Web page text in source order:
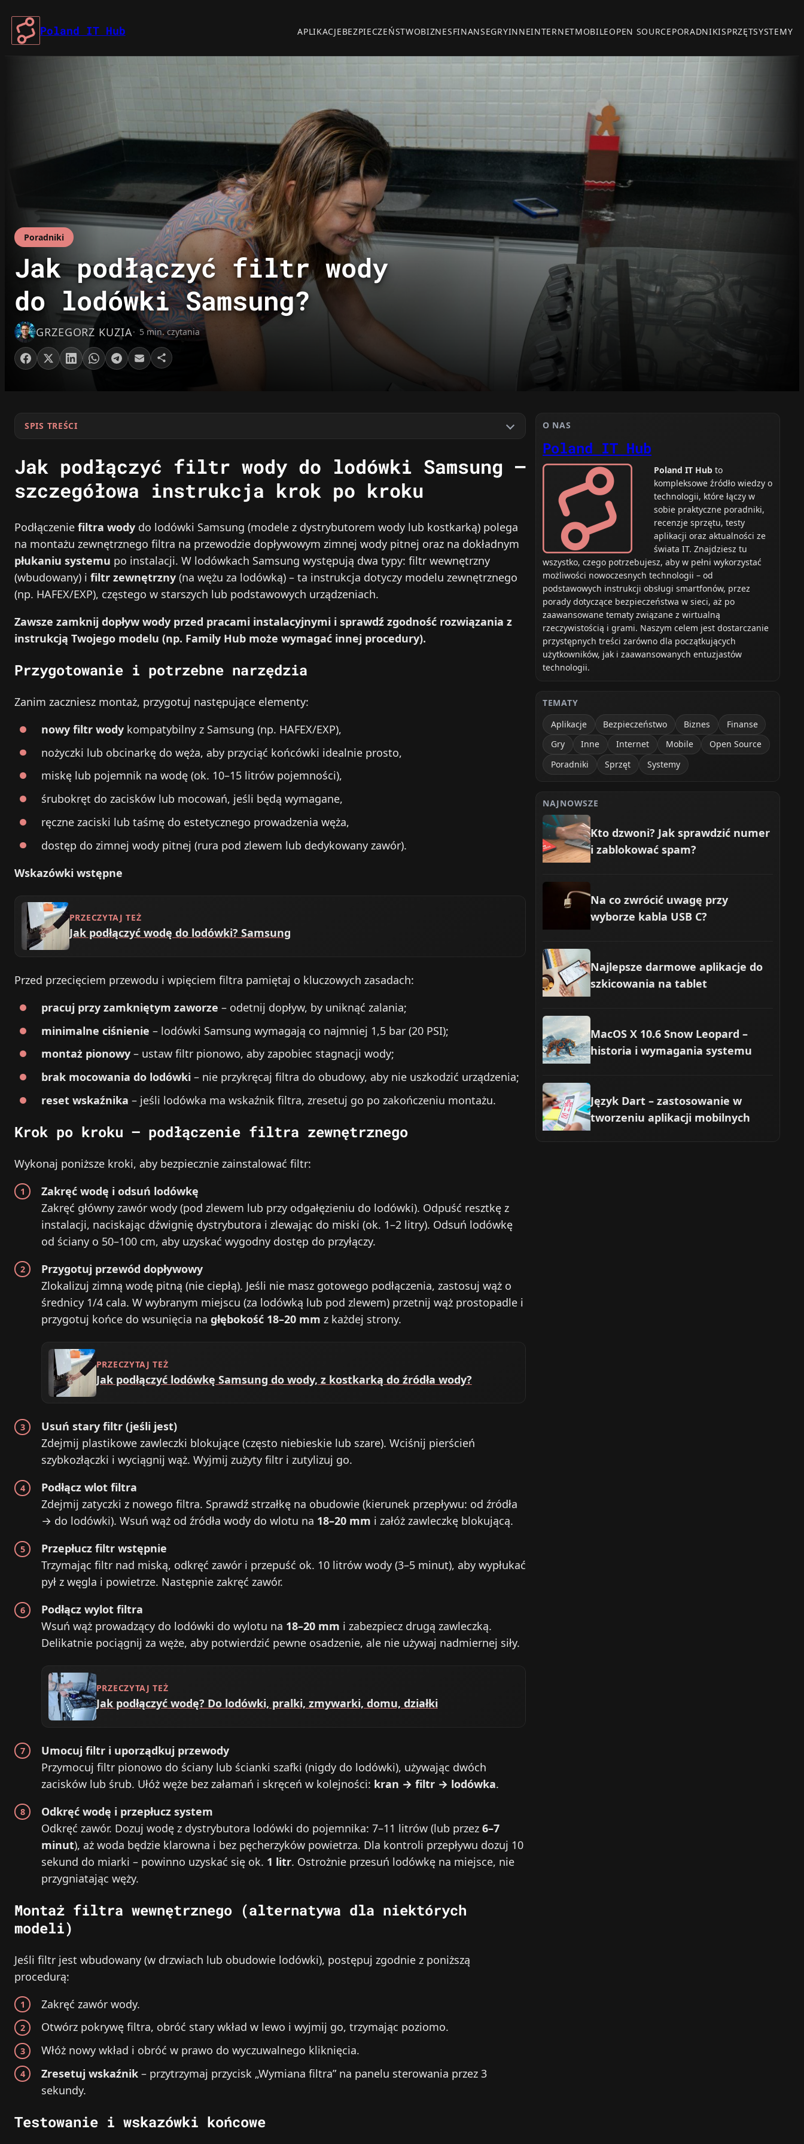
Przejdź
do
treści
Poland IT Hub APLIKACJEBEZPIECZEŃSTWOBIZNESFINANSEGRYINNEINTERNETMOBILEOPEN SOURCEPORADNIKISPRZĘTSYSTEMY
Poradniki
Jak podłączyć filtr wody
do lodówki Samsung?
GRZEGORZ KUZIA 5 min. czytania
SPIS TREŚCI
Jak podłączyć filtr wody do lodówki Samsung –
szczegółowa instrukcja krok po kroku
Podłączenie filtra wody do lodówki Samsung (modele z dystrybutorem wody lub kostkarką) polega
na montażu zewnętrznego filtra na przewodzie dopływowym zimnej wody pitnej oraz na dokładnym
płukaniu systemu po instalacji. W lodówkach Samsung występują dwa typy: filtr wewnętrzny
(wbudowany) i filtr zewnętrzny (na wężu za lodówką) – ta instrukcja dotyczy modelu zewnętrznego
(np. HAFEX/EXP), częstego w starszych lub podstawowych urządzeniach.
Zawsze zamknij dopływ wody przed pracami instalacyjnymi i sprawdź zgodność rozwiązania z
instrukcją Twojego modelu (np. Family Hub może wymagać innej procedury).
Przygotowanie i potrzebne narzędzia
Zanim zaczniesz montaż, przygotuj następujące elementy:
nowy filtr wody kompatybilny z Samsung (np. HAFEX/EXP),
nożyczki lub obcinarkę do węża, aby przyciąć końcówki idealnie prosto,
miskę lub pojemnik na wodę (ok. 10–15 litrów pojemności),
śrubokręt do zacisków lub mocowań, jeśli będą wymagane,
ręczne zaciski lub taśmę do estetycznego prowadzenia węża,
dostęp do zimnej wody pitnej (rura pod zlewem lub dedykowany zawór).
Wskazówki wstępne
PRZECZYTAJ TEŻ
Jak podłączyć wodę do lodówki? Samsung
Przed przecięciem przewodu i wpięciem filtra pamiętaj o kluczowych zasadach:
pracuj przy zamkniętym zaworze – odetnij dopływ, by uniknąć zalania;
minimalne ciśnienie – lodówki Samsung wymagają co najmniej 1,5 bar (20 PSI);
montaż pionowy – ustaw filtr pionowo, aby zapobiec stagnacji wody;
brak mocowania do lodówki – nie przykręcaj filtra do obudowy, aby nie uszkodzić urządzenia;
reset wskaźnika – jeśli lodówka ma wskaźnik filtra, zresetuj go po zakończeniu montażu.
Krok po kroku – podłączenie filtra zewnętrznego
Wykonaj poniższe kroki, aby bezpiecznie zainstalować filtr:
Zakręć wodę i odsuń lodówkę
Zakręć główny zawór wody (pod zlewem lub przy odgałęzieniu do lodówki). Odpuść resztkę z
instalacji, naciskając dźwignię dystrybutora i zlewając do miski (ok. 1–2 litry). Odsuń lodówkę
od ściany o 50–100 cm, aby uzyskać wygodny dostęp do przyłączy.
Przygotuj przewód dopływowy
Zlokalizuj zimną wodę pitną (nie ciepłą). Jeśli nie masz gotowego podłączenia, zastosuj wąż o
średnicy 1/4 cala. W wybranym miejscu (za lodówką lub pod zlewem) przetnij wąż prostopadle i
przygotuj końce do wsunięcia na głębokość 18–20 mm z każdej strony.
PRZECZYTAJ TEŻ
Jak podłączyć lodówkę Samsung do wody, z kostkarką do źródła wody?
Usuń stary filtr (jeśli jest)
Zdejmij plastikowe zawleczki blokujące (często niebieskie lub szare). Wciśnij pierścień
szybkozłączki i wyciągnij wąż. Wyjmij zużyty filtr i zutylizuj go.
Podłącz wlot filtra
Zdejmij zatyczki z nowego filtra. Sprawdź strzałkę na obudowie (kierunek przepływu: od źródła
→ do lodówki). Wsuń wąż od źródła wody do wlotu na 18–20 mm i załóż zawleczkę blokującą.
Przepłucz filtr wstępnie
Trzymając filtr nad miską, odkręć zawór i przepuść ok. 10 litrów wody (3–5 minut), aby wypłukać
pył z węgla i powietrze. Następnie zakręć zawór.
Podłącz wylot filtra
Wsuń wąż prowadzący do lodówki do wylotu na 18–20 mm i zabezpiecz drugą zawleczką.
Delikatnie pociągnij za węże, aby potwierdzić pewne osadzenie, ale nie używaj nadmiernej siły.
PRZECZYTAJ TEŻ
Jak podłączyć wodę? Do lodówki, pralki, zmywarki, domu, działki
Umocuj filtr i uporządkuj przewody
Przymocuj filtr pionowo do ściany lub ścianki szafki (nigdy do lodówki), używając dwóch
zacisków lub śrub. Ułóż węże bez załamań i skręceń w kolejności: kran → filtr → lodówka.
Odkręć wodę i przepłucz system
Odkręć zawór. Dozuj wodę z dystrybutora lodówki do pojemnika: 7–11 litrów (lub przez 6–7
minut), aż woda będzie klarowna i bez pęcherzyków powietrza. Dla kontroli przepływu dozuj 10
sekund do miarki – powinno uzyskać się ok. 1 litr. Ostrożnie przesuń lodówkę na miejsce, nie
przygniatając węży.
Montaż filtra wewnętrznego (alternatywa dla niektórych
modeli)
Jeśli filtr jest wbudowany (w drzwiach lub obudowie lodówki), postępuj zgodnie z poniższą
procedurą:
Zakręć zawór wody.
Otwórz pokrywę filtra, obróć stary wkład w lewo i wyjmij go, trzymając poziomo.
Włóż nowy wkład i obróć w prawo do wyczuwalnego kliknięcia.
Zresetuj wskaźnik – przytrzymaj przycisk „Wymiana filtra” na panelu sterowania przez 3
sekundy.
Testowanie i wskazówki końcowe
O NAS
Poland IT Hub
Poland IT Hub to
kompleksowe źródło wiedzy o
technologii, które łączy w
sobie praktyczne poradniki,
recenzje sprzętu, testy
aplikacji oraz aktualności ze
świata IT. Znajdziesz tu
wszystko, czego potrzebujesz, aby w pełni wykorzystać
możliwości nowoczesnych technologii – od
podstawowych instrukcji obsługi smartfonów, przez
porady dotyczące bezpieczeństwa w sieci, aż po
zaawansowane tematy związane z wirtualną
rzeczywistością i grami. Naszym celem jest dostarczanie
przystępnych treści zarówno dla początkujących
użytkowników, jak i zaawansowanych entuzjastów
technologii.
TEMATY
Aplikacje
Bezpieczeństwo Biznes
Finanse
Gry
Inne Internet Mobile
Open Source
Poradniki
Sprzęt Systemy
NAJNOWSZE
Kto dzwoni? Jak sprawdzić numer
i zablokować spam?
Na co zwrócić uwagę przy
wyborze kabla USB C?
Najlepsze darmowe aplikacje do
szkicowania na tablet
MacOS X 10.6 Snow Leopard –
historia i wymagania systemu
Język Dart – zastosowanie w
tworzeniu aplikacji mobilnych